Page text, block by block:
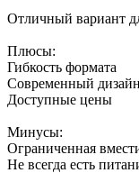
Отличный вариант
Плюсы:
Гибкость формата
Современный дизайн
Доступные цены
Минусы:
Ограниченная
Не всегда есть